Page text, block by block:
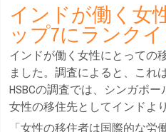
インドが働く女
ップ7にランク
インドが働く女性にとっての
ました。調査によると、これ
HSBCの調査では、シンガポ
女性の移住先としてインドよ
「女性の移住者は国際的な